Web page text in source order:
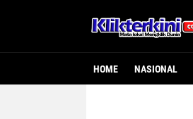
HOME NASIONAL